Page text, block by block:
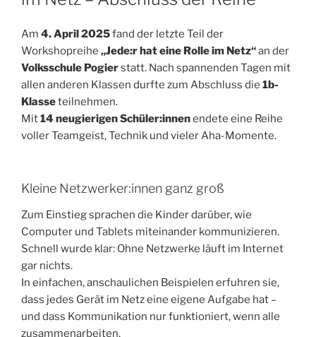
Am 4. April 2025fand der letzte Teil der
Workshopreihe „Jede:r hat eine Rolle im Netz“an der
Volksschule Pogierstatt. Nach spannenden Tagen mit
allen anderen Klassen durfte zum Abschluss die 1b-
Klasseteilnehmen.
Mit14 neugierigen Schüler:innenendete eine Reihe
voller Teamgeist, Technik und vieler Aha-Momente.
Kleine Netzwerker:innen ganz groß
Zum Einstieg sprachen die Kinder darüber, wie
Computer und Tablets miteinander kommunizieren.
Schnell wurde klar: Ohne Netzwerke läuft im Internet
gar nichts.
In einfachen, anschaulichen Beispielen erfuhren sie,
dass jedes Gerät im Netz eine eigene Aufgabe hat –
und dass Kommunikation nur funktioniert, wenn alle
zusammenarbeiten.